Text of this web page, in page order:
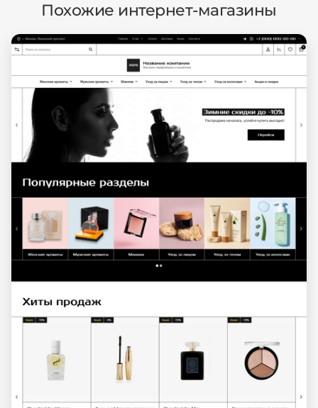
Похожие интернет-магазины